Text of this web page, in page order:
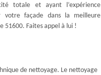
totale et ayant l’expérience
votre façade dans la meilleure
51600. Faites appel à lui !
de nettoyage. Le nettoyage